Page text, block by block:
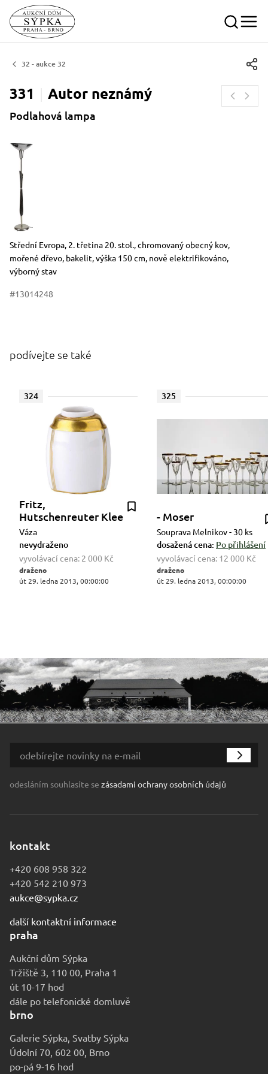
32 - aukce 32
331 Autor neznámý
Podlahová lampa
Rozměry
Stručný popis předmětu
Střední Evropa, 2. třetina 20. stol., chromovaný obecný kov,
mořené dřevo, bakelit, výška 150 cm, nově elektrifikováno,
výborný stav
#13014248
podívejte se také
324
Fritz,
Hutschenreuter Klee
Váza
nevydraženo
vyvolávací cena: 2 000 Kč
draženo
út 29. ledna 2013, 00:00:00
325
- Moser
Souprava Melnikov - 30 ks
dosažená cena: Po přihlášení
vyvolávací cena: 12 000 Kč
draženo
út 29. ledna 2013, 00:00:00
odesláním souhlasíte se zásadami ochrany osobních údajů
kontakt
+420 608 958 322
+420 542 210 973
aukce@sypka.cz
další kontaktní informace
praha
Aukční dům Sýpka
Tržiště 3, 110 00, Praha 1
út 10-17 hod
dále po telefonické domluvě
brno
Galerie Sýpka, Svatby Sýpka
Údolní 70, 602 00, Brno
po-pá 9-16 hod